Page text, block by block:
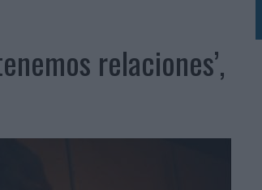
CALIPPO Y SOLERO relaciones’,